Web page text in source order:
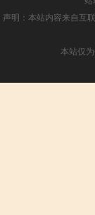
声明：本站内容来自互
本站仅